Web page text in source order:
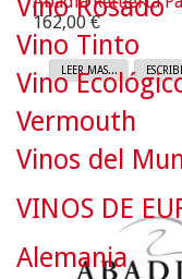
162,00 €
LEER MAS...
Vino Rosado
Vino Tinto
Vino
Vermouth
Vinos del
VINOS DE
Alemania